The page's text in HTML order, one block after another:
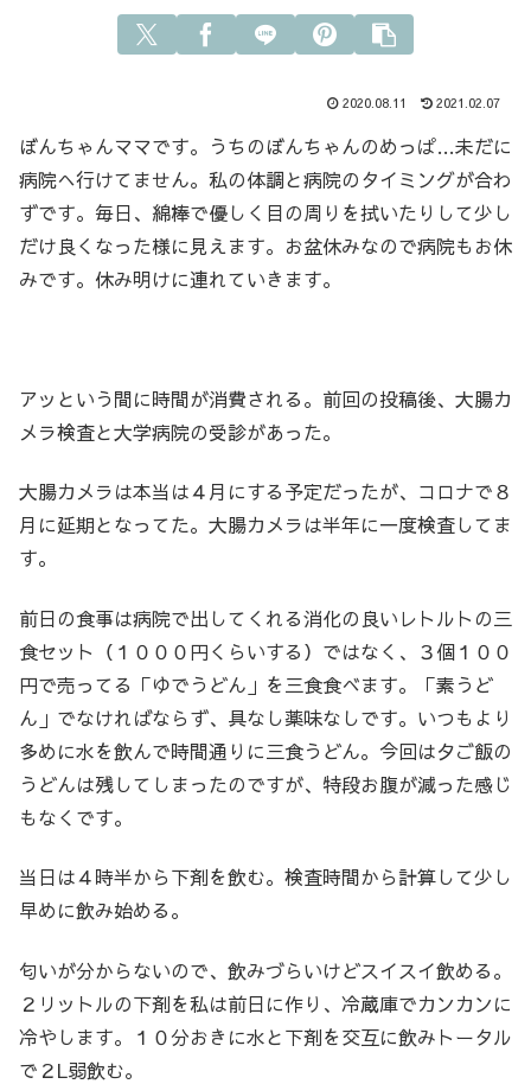
2020.08.11 2021.02.07
ぼんちゃんママです。うちのぼんちゃんのめっぱ…未だに
病院へ行けてません。私の体調と病院のタイミングが合わ
ずです。毎日、綿棒で優しく目の周りを拭いたりして少し
だけ良くなった様に見えます。お盆休みなので病院もお休
みです。休み明けに連れていきます。
アッという間に時間が消費される。前回の投稿後、大腸カ
メラ検査と大学病院の受診があった。
大腸カメラは本当は４月にする予定だったが、コロナで８
月に延期となってた。大腸カメラは半年に一度検査してま
す。
前日の食事は病院で出してくれる消化の良いレトルトの三
食セット（１０００円くらいする）ではなく、３個１００
円で売ってる「ゆでうどん」を三食食べます。「素うど
ん」でなければならず、具なし薬味なしです。いつもより
多めに水を飲んで時間通りに三食うどん。今回は夕ご飯の
うどんは残してしまったのですが、特段お腹が減った感じ
もなくです。
当日は４時半から下剤を飲む。検査時間から計算して少し
早めに飲み始める。
匂いが分からないので、飲みづらいけどスイスイ飲める。
２リットルの下剤を私は前日に作り、冷蔵庫でカンカンに
冷やします。１０分おきに水と下剤を交互に飲みトータル
で２L弱飲む。